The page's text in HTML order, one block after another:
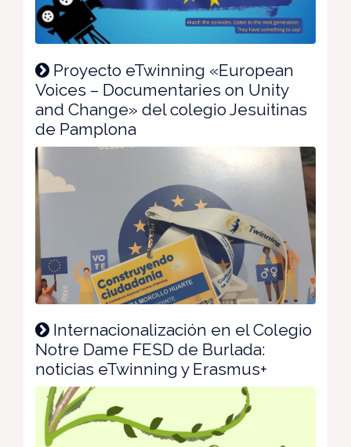
Proyecto eTwinning «European
Voices – Documentaries on Unity
and Change» del colegio Jesuitinas
de Pamplona
Internacionalización en el Colegio
Notre Dame FESD de Burlada:
noticias eTwinning y Erasmus+